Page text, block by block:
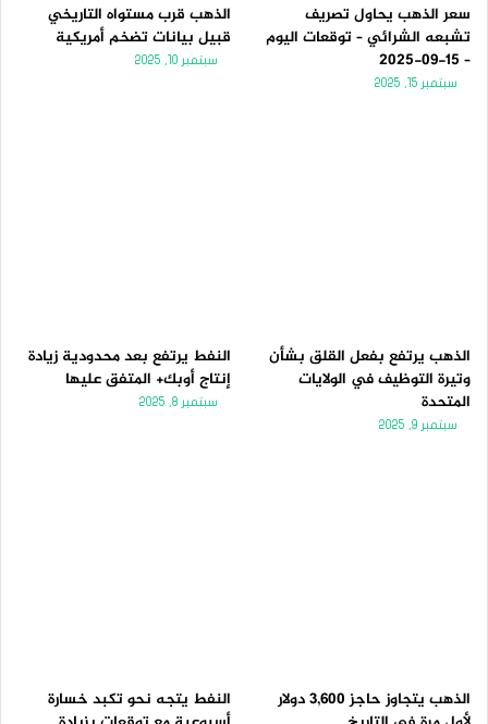
سعر الذهب يحاول تصريف
تشبعه الشرائي – توقعات اليوم
– 15-09-2025
سبتمبر 15, 2025
الذهب قرب مستواه التاريخي
قبيل بيانات تضخم أمريكية
سبتمبر 10, 2025
الذهب يرتفع بفعل القلق بشأن
وتيرة التوظيف في الولايات
المتحدة
سبتمبر 9, 2025
النفط يرتفع بعد محدودية زيادة
إنتاج أوبك+ المتفق عليها
سبتمبر 8, 2025
الذهب يتجاوز حاجز 3,600 دولار
النفط يتجه نحو تكبد خسارة